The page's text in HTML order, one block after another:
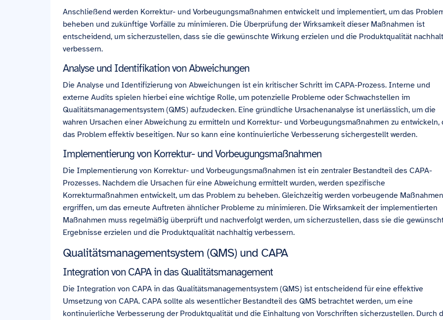
Anschließend werden Korrektur- und Vorbeugungsmaßnahmen entwickelt und implementiert, um das
beheben und zukünftige Vorfälle zu minimieren. Die Überprüfung der Wirksamkeit dieser Maßnahmen ist
entscheidend, um sicherzustellen, dass sie die gewünschte Wirkung erzielen und die Produktqualität
verbessern.
Analyse und Identifikation von Abweichungen
Die Analyse und Identifizierung von Abweichungen ist ein kritischer Schritt im CAPA-Prozess. Interne und
externe Audits spielen hierbei eine wichtige Rolle, um potenzielle Probleme oder Schwachstellen im
Qualitätsmanagementsystem (QMS) aufzudecken. Eine gründliche Ursachenanalyse ist unerlässlich, um die
wahren Ursachen einer Abweichung zu ermitteln und Korrektur- und Vorbeugungsmaßnahmen zu entwickeln,
das Problem effektiv beseitigen. Nur so kann eine kontinuierliche Verbesserung sichergestellt werden.
Implementierung von Korrektur- und Vorbeugungsmaßnahmen
Die Implementierung von Korrektur- und Vorbeugungsmaßnahmen ist ein zentraler Bestandteil des CAPA-
Prozesses. Nachdem die Ursachen für eine Abweichung ermittelt wurden, werden spezifische
Korrekturmaßnahmen entwickelt, um das Problem zu beheben. Gleichzeitig werden vorbeugende Maßnahmen
ergriffen, um das erneute Auftreten ähnlicher Probleme zu minimieren. Die Wirksamkeit der implementierten
Maßnahmen muss regelmäßig überprüft und nachverfolgt werden, um sicherzustellen, dass sie die
Ergebnisse erzielen und die Produktqualität nachhaltig verbessern.
Qualitätsmanagementsystem (QMS) und CAPA
Integration von CAPA in das Qualitätsmanagement
Die Integration von CAPA in das Qualitätsmanagementsystem (QMS) ist entscheidend für eine effektive
Umsetzung von CAPA. CAPA sollte als wesentlicher Bestandteil des QMS betrachtet werden, um eine
kontinuierliche Verbesserung der Produktqualität und die Einhaltung von Vorschriften sicherzustellen. Durch